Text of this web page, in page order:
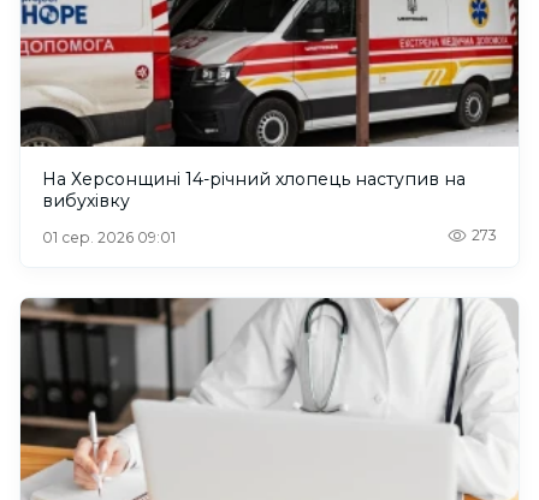
На Херсонщині 14-річний хлопець наступив на
вибухівку
01 сер. 2026 09:01 273